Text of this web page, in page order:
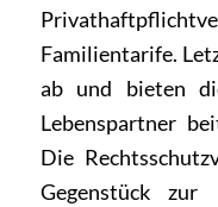
Familientarife.
ab und bieten
Lebenspartner
Die
Gegenstück zur